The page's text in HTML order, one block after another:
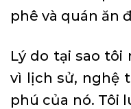
phê và quán ăn
Lý do tại sao tôi
vì lịch sử, nghệ
phú của nó. Tôi